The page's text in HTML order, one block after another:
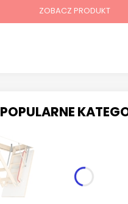
ZOBACZ PRODUKT
POPULARNE